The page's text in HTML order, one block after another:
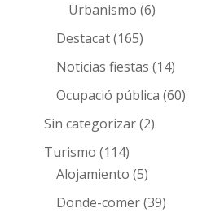
Urbanismo (6)
Destacat(165)
Noticias fiestas (14)
Ocupació pública (60)
Sin categorizar(2)
Turismo (114)
Alojamiento (5)
Donde-comer(39)